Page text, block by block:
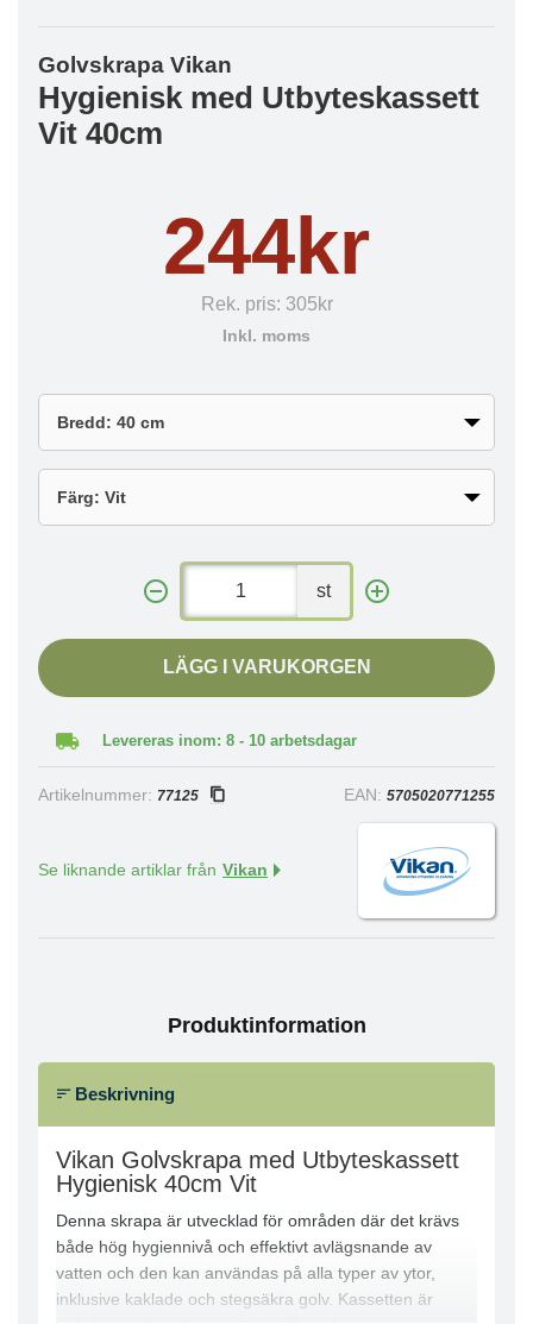
Golvskrapa Vikan
Hygienisk med Utbyteskassett
Vit 40cm
244kr
Rek. pris: 305kr
Inkl. moms
st
LÄGG I VARUKORGEN
Levereras inom: 8 - 10 arbetsdagar
Artikelnummer: 77125 EAN: 5705020771255
Se liknande artiklar från Vikan
Produktinformation
Beskrivning
Vikan Golvskrapa med Utbyteskassett
Hygienisk 40cm Vit
Denna skrapa är utvecklad för områden där det krävs
både hög hygiennivå och effektivt avlägsnande av
vatten och den kan användas på alla typer av ytor,
inklusive kaklade och stegsäkra golv. Kassetten är